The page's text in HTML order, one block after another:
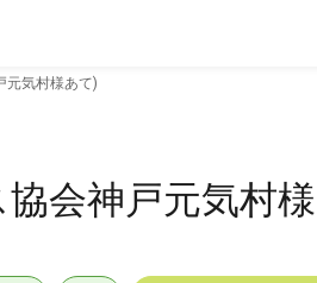
元気村様あて)
会神戸元気村